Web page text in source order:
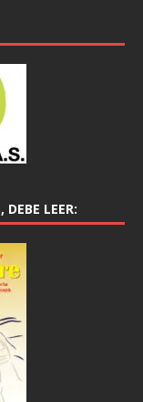
LEER: